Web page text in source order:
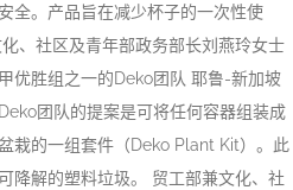
全。产品旨在减少杯子的一次性使
、社区及青年部政务部长刘燕玲女士
优胜组之一的Deko团队 耶鲁-新加坡
团队的提案是可将任何容器组装成
栽的一组套件（Deko Plant Kit）。此
降解的塑料垃圾。 贸工部兼文化、社